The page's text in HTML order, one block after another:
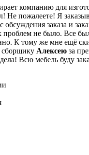
компанию для
Не пожалеете! Я
заказа и
не было. Все
К тому же мне ещё
сборщику Алексею за
Всю мебель буду